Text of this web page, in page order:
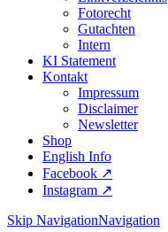
Fotorecht
Gutachten
Intern
KI Statement
Kontakt
Impressum
Disclaimer
Newsletter
Shop
English Info
Facebook ↗︎
Instagram ↗︎
Skip NavigationNavigation